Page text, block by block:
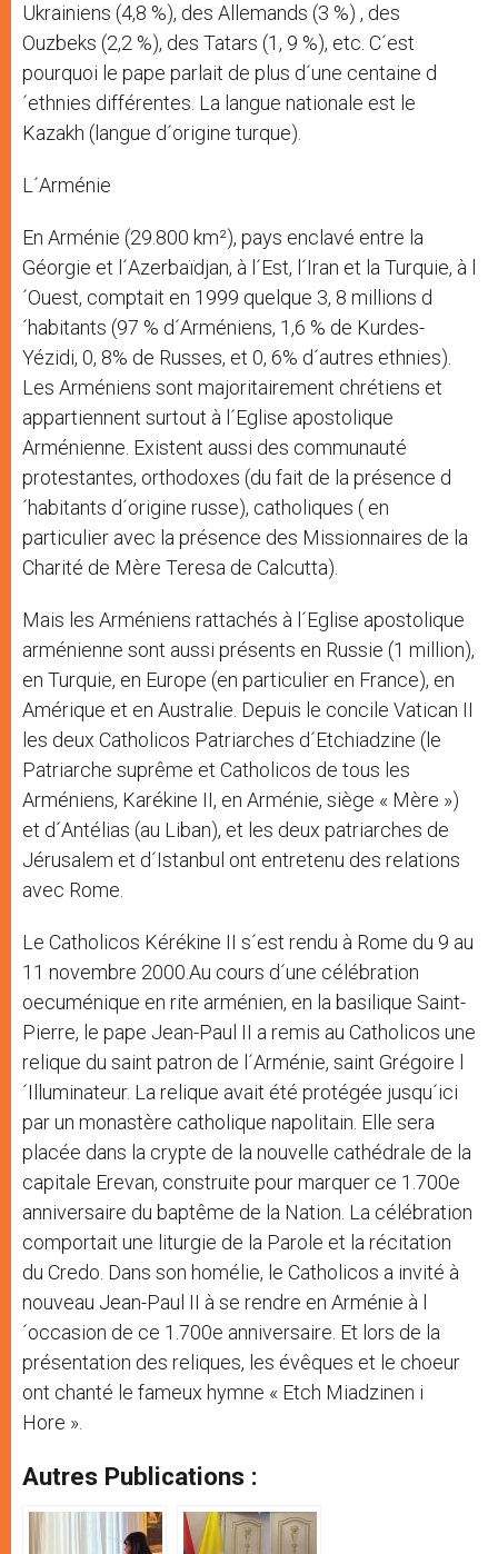
Ukrainiens (4,8 %), des Allemands (3 %) , des
Ouzbeks (2,2 %), des Tatars (1, 9 %), etc. C´est
pourquoi le pape parlait de plus d´une centaine d
´ethnies différentes. La langue nationale est le
Kazakh (langue d´origine turque).
L´Arménie
En Arménie (29.800 km²), pays enclavé entre la
Géorgie et l´Azerbaïdjan, à l´Est, l´Iran et la Turquie, à l
´Ouest, comptait en 1999 quelque 3, 8 millions d
´habitants (97 % d´Arméniens, 1,6 % de Kurdes-
Yézidi, 0, 8% de Russes, et 0, 6% d´autres ethnies).
Les Arméniens sont majoritairement chrétiens et
appartiennent surtout à l´Eglise apostolique
Arménienne. Existent aussi des communauté
protestantes, orthodoxes (du fait de la présence d
´habitants d´origine russe), catholiques ( en
particulier avec la présence des Missionnaires de la
Charité de Mère Teresa de Calcutta).
Mais les Arméniens rattachés à l´Eglise apostolique
arménienne sont aussi présents en Russie (1 million),
en Turquie, en Europe (en particulier en France), en
Amérique et en Australie. Depuis le concile Vatican II
les deux Catholicos Patriarches d´Etchiadzine (le
Patriarche suprême et Catholicos de tous les
Arméniens, Karékine II, en Arménie, siège « Mère »)
et d´Antélias (au Liban), et les deux patriarches de
Jérusalem et d´Istanbul ont entretenu des relations
avec Rome.
Le Catholicos Kérékine II s´est rendu à Rome du 9 au
11 novembre 2000.Au cours d´une célébration
oecuménique en rite arménien, en la basilique Saint-
Pierre, le pape Jean-Paul II a remis au Catholicos une
relique du saint patron de l´Arménie, saint Grégoire l
´Illuminateur. La relique avait été protégée jusqu´ici
par un monastère catholique napolitain. Elle sera
placée dans la crypte de la nouvelle cathédrale de la
capitale Erevan, construite pour marquer ce 1.700e
anniversaire du baptême de la Nation. La célébration
comportait une liturgie de la Parole et la récitation
du Credo. Dans son homélie, le Catholicos a invité à
nouveau Jean-Paul II à se rendre en Arménie à l
´occasion de ce 1.700e anniversaire. Et lors de la
présentation des reliques, les évêques et le choeur
ont chanté le fameux hymne « Etch Miadzinen i
Hore ».
Autres Publications :